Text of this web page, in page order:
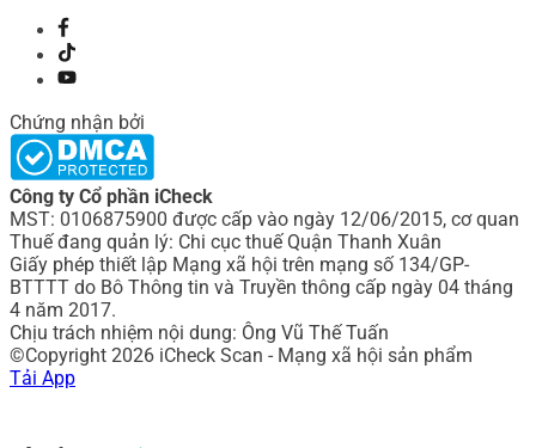
Chứng nhận bởi
Công ty Cổ phần iCheck
MST: 0106875900 được cấp vào ngày 12/06/2015, cơ quan
Thuế đang quản lý: Chi cục thuế Quận Thanh Xuân
Giấy phép thiết lập Mạng xã hội trên mạng số 134/GP-
BTTTT do Bô Thông tin và Truyền thông cấp ngày 04 tháng
4 năm 2017.
Chịu trách nhiệm nội dung: Ông Vũ Thế Tuấn
©Copyright 2026 iCheck Scan - Mạng xã hội sản phẩm
Tải App